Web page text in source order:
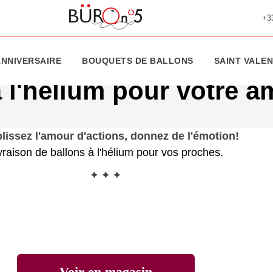
BOUQUETS DE BALLONS SAINT
l'hélium pour votre
l'amour d'actions, donnez de l'émotion!
de ballons à l'hélium pour vos proches.